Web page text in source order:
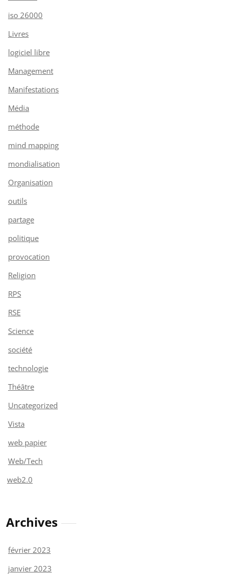
iso 26000
Livres
logiciel libre
Management
Manifestations
Média
méthode
mind mapping
mondialisation
Organisation
outils
partage
politique
provocation
Religion
RPS
RSE
Science
société
technologie
Théâtre
Uncategorized
Vista
web papier
Web/Tech
web2.0
Archives
février 2023
janvier 2023